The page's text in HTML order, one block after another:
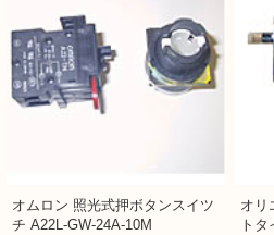
オムロン 照光式押ボタンスイツ
チ A22L-GW-24A-10M
オリ
ト